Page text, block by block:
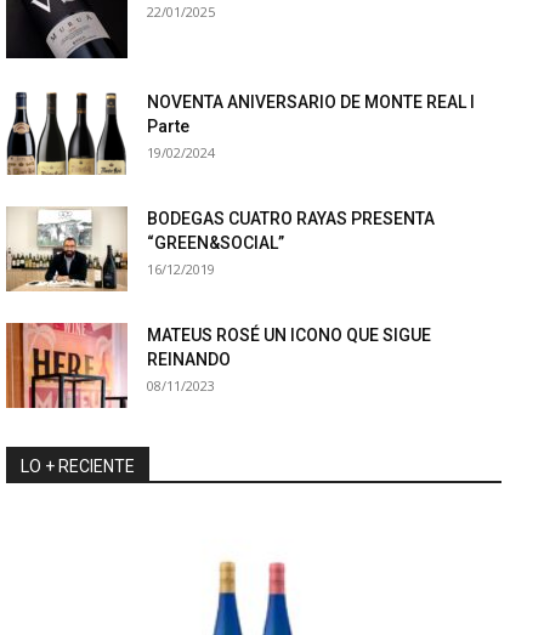
22/01/2025
NOVENTA ANIVERSARIO DE MONTE REAL I
Parte
19/02/2024
BODEGAS CUATRO RAYAS PRESENTA
“GREEN&SOCIAL”
16/12/2019
MATEUS ROSÉ UN ICONO QUE SIGUE
REINANDO
08/11/2023
LO + RECIENTE